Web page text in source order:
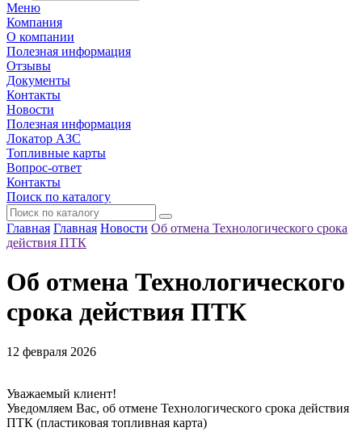
Меню
Компания
О компании
Полезная информация
Отзывы
Документы
Контакты
Новости
Полезная информация
Локатор АЗС
Топливные карты
Вопрос-ответ
Контакты
Поиск по каталогу
Главная Главная Новости Об отмена Технологического срока
действия ПТК
Об отмена Технологического
срока действия ПТК
12 февраля 2026
Уважаемый клиент!
Уведомляем Вас, об отмене Технологического срока действия
ПТК (пластиковая топливная карта)